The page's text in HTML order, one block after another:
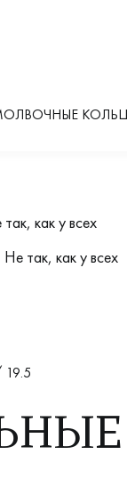
Не так, как у всех
19.5